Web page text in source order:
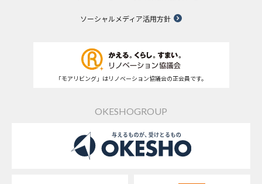
ソーシャルメディア活用方針
「モアリビング」はリノベーション協議会の正会員です。
OKESHOGROUP